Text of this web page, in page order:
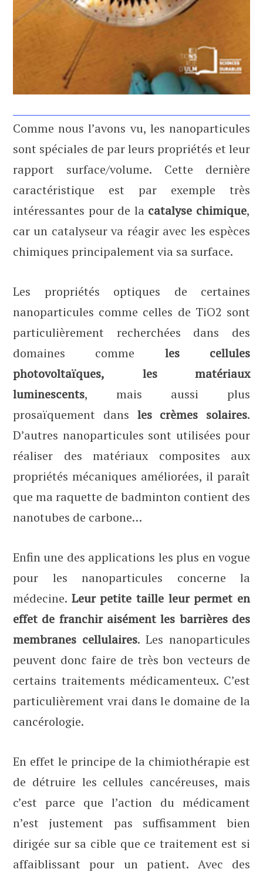
Comme nous l’avons vu, les nanoparticules
sont spéciales de par leurs propriétés et leur
rapport surface/volume. Cette dernière
caractéristique est par exemple très
intéressantes pour de la catalyse chimique,
car un catalyseur va réagir avec les espèces
chimiques principalement via sa surface.
Les propriétés optiques de certaines
nanoparticules comme celles de TiO2 sont
particulièrement recherchées dans des
domaines comme les cellules
photovoltaïques,
les matériaux
luminescents, mais aussi plus
prosaïquement dans les crèmes solaires.
D’autres nanoparticules sont utilisées pour
réaliser des matériaux composites aux
propriétés mécaniques améliorées, il paraît
que ma raquette de badminton contient des
nanotubes de carbone…
Enfin une des applications les plus en vogue
pour les nanoparticules concerne la
médecine. Leur petite taille leur permet en
effet de franchir aisément les barrières des
membranes cellulaires. Les nanoparticules
peuvent donc faire de très bon vecteurs de
certains traitements médicamenteux. C’est
particulièrement vrai dans le domaine de la
cancérologie.
En effet le principe de la chimiothérapie est
de détruire les cellules cancéreuses, mais
c’est parce que l’action du médicament
n’est justement pas suffisamment bien
dirigée sur sa cible que ce traitement est si
affaiblissant pour un patient. Avec des